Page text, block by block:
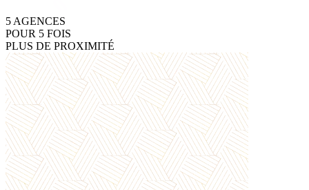
5 AGENCES
POUR 5 FOIS
PLUS DE PROXIMITÉ